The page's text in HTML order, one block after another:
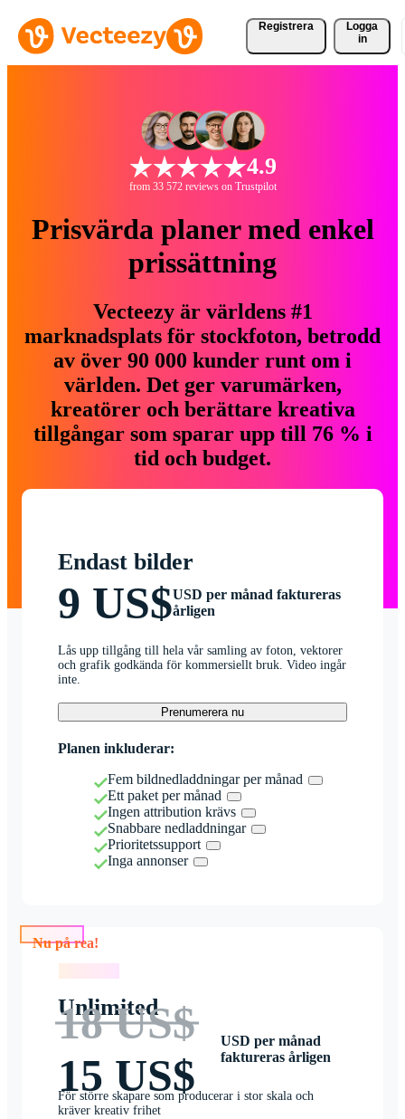
Registrera
Logga
in
4.9
from 33 572 reviews on Trustpilot
Prisvärda planer med enkel
prissättning
Vecteezy är världens #1
marknadsplats för stockfoton, betrodd
av över 90 000 kunder runt om i
världen. Det ger varumärken,
kreatörer och berättare kreativa
tillgångar som sparar upp till 76 % i
tid och budget.
Endast bilder
9 US$USD per månad faktureras
årligen
Lås upp tillgång till hela vår samling av foton, vektorer
och grafik godkända för kommersiellt bruk. Video ingår
inte.
Prenumerera nu
Planen inkluderar:
Fem bildnedladdningar per månad
Ett paket per månad
Ingen attribution krävs
Snabbare nedladdningar
Prioritetssupport
Inga annonser
Nu på rea!
Unlimited
18 US$
15 US$
USD per månad
faktureras årligen
För större skapare som producerar i stor skala och
kräver kreativ frihet